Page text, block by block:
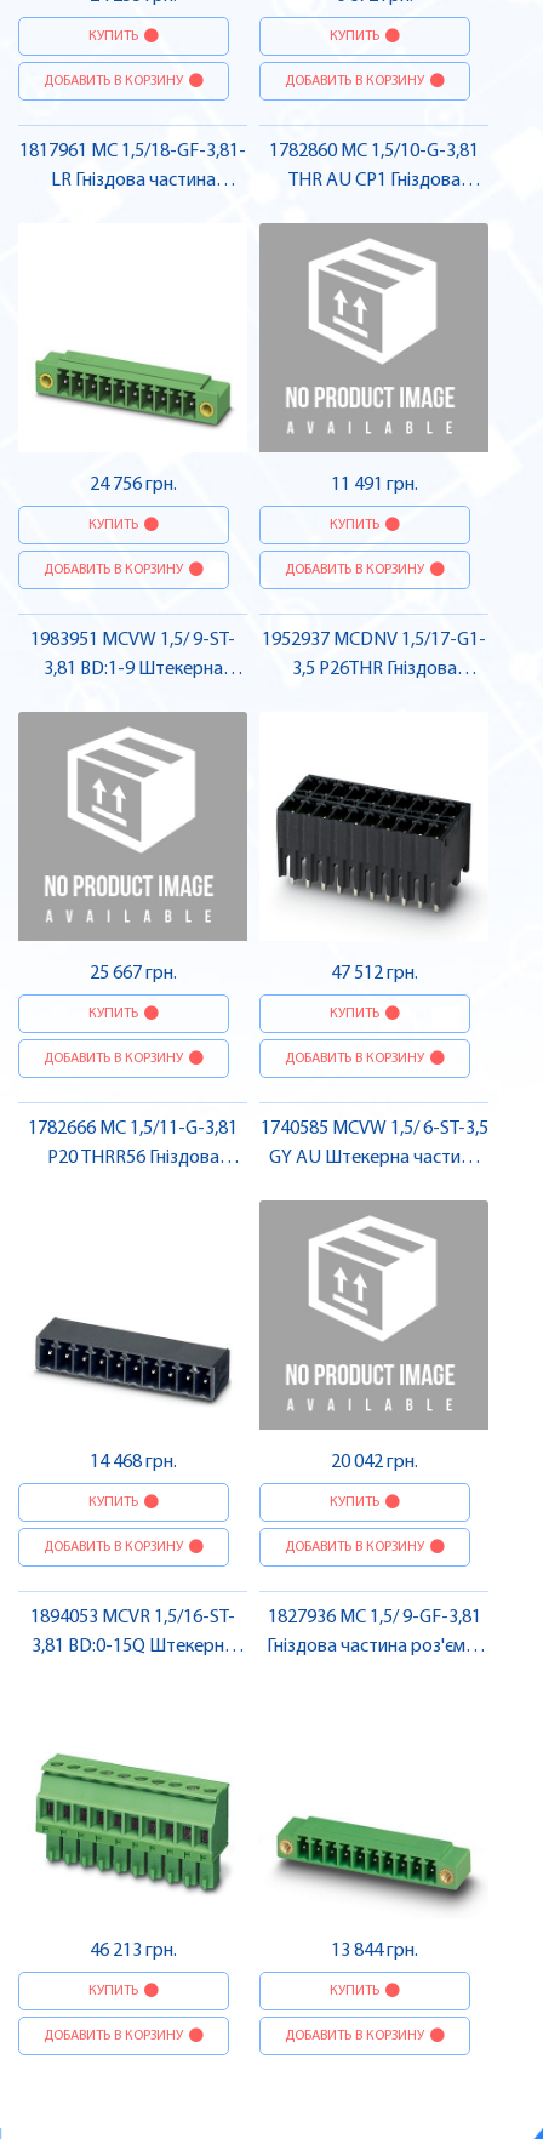
КУПИТЬ
ДОБАВИТЬ В КОРЗИНУ
КУПИТЬ
ДОБАВИТЬ В КОРЗИНУ
1817961 MC 1,5/18-GF-3,81-
LR Гніздова частина
24 756 грн.
КУПИТЬ
ДОБАВИТЬ В КОРЗИНУ
1782860 MC 1,5/10-G-3,81
THR AU CP1 Гніздова
Contact
11 491 грн.
КУПИТЬ
ДОБАВИТЬ В КОРЗИНУ
1983951 MCVW 1,5/ 9-ST-
3,81 BD:1-9 Штекерна
Contact
25 667 грн.
КУПИТЬ
ДОБАВИТЬ В КОРЗИНУ
1952937 MCDNV 1,5/17-G1-
3,5 P26THR Гніздова
47 512 грн.
КУПИТЬ
ДОБАВИТЬ В КОРЗИНУ
1782666 MC 1,5/11-G-3,81
P20 THRR56 Гніздова
14 468 грн.
КУПИТЬ
ДОБАВИТЬ В КОРЗИНУ
1740585 MCVW 1,5/ 6-ST-3,5
GY AU Штекерна частина
20 042 грн.
КУПИТЬ
ДОБАВИТЬ В КОРЗИНУ
1894053 MCVR 1,5/16-ST-
3,81 BD:0-15Q Штекерна
46 213 грн.
КУПИТЬ
ДОБАВИТЬ В КОРЗИНУ
1827936 MC 1,5/ 9-GF-3,81
Гніздова частина роз'єму ,
13 844 грн.
КУПИТЬ
ДОБАВИТЬ В КОРЗИНУ